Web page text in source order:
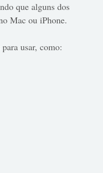
que alguns dos
Mac ou iPhone.
usar, como: